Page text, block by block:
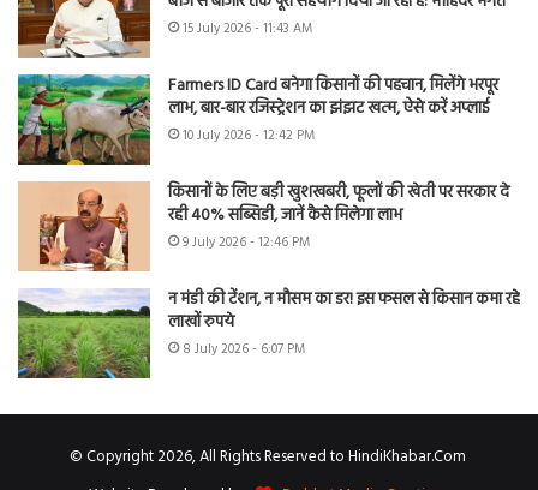
15 July 2026 - 11:43 AM
Farmers ID Card बनेगा किसानों की पहचान, मिलेंगे भरपूर
लाभ, बार-बार रजिस्ट्रेशन का झंझट खत्म, ऐसे करें अप्लाई
10 July 2026 - 12:42 PM
किसानों के लिए बड़ी खुशखबरी, फूलों की खेती पर सरकार दे
रही 40% सब्सिडी, जानें कैसे मिलेगा लाभ
9 July 2026 - 12:46 PM
न मंडी की टेंशन, न मौसम का डर! इस फसल से किसान कमा रहे
लाखों रुपये
8 July 2026 - 6:07 PM
© Copyright 2026, All Rights Reserved to HindiKhabar.Com